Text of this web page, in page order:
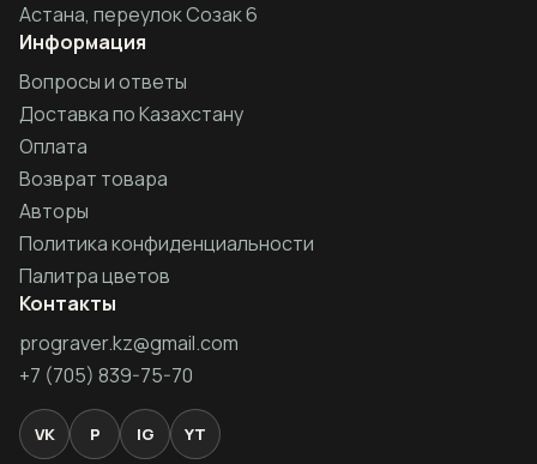
Астана, переулок Созак 6
Информация
Вопросы и ответы
Доставка по Казахстану
Оплата
Возврат товара
Авторы
Политика конфиденциальности
Палитра цветов
Контакты
prograver.kz@gmail.com
+7 (705) 839-75-70
VK P IG YT